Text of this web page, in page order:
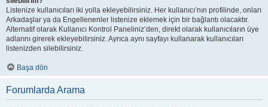
Listenize kullanıcıları iki yolla ekleyebilirsiniz. Her kullanıcı’nın profilinde, onları
Arkadaşlar ya da Engellenenler listenize eklemek için bir bağlantı olacaktır.
Alternatif olarak Kullanıcı Kontrol Paneliniz’den, direkt olarak kullanıcıların üye
adlarını girerek ekleyebilirsiniz. Ayrıca aynı sayfayı kullanarak kullanıcıları
listenizden silebilirsiniz.
Başa dön
Forumlarda Arama